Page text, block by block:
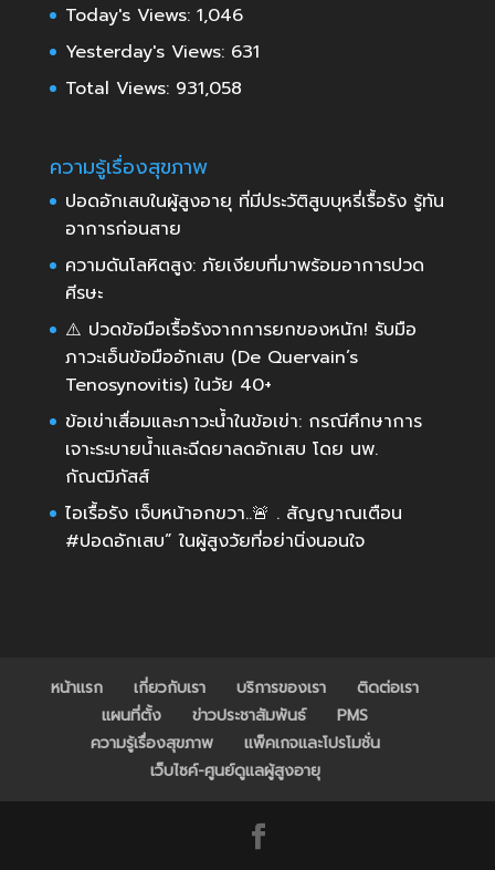
Today's Views: 1,046
Yesterday's Views: 631
Total Views: 931,058
ความรู้เรื่องสุขภาพ
ปอดอักเสบในผู้สูงอายุ ที่มีประวัติสูบบุหรี่เรื้อรัง รู้ทัน
อาการก่อนสาย
ความดันโลหิตสูง: ภัยเงียบที่มาพร้อมอาการปวด
ศีรษะ
⚠️ ปวดข้อมือเรื้อรังจากการยกของหนัก! รับมือ
ภาวะเอ็นข้อมืออักเสบ (De Quervain’s
Tenosynovitis) ในวัย 40+
ข้อเข่าเสื่อมและภาวะน้ำในข้อเข่า: กรณีศึกษาการ
เจาะระบายน้ำและฉีดยาลดอักเสบ โดย นพ.
กัณฒิภัสส์
ไอเรื้อรัง เจ็บหน้าอกขวา..🚨 . สัญญาณเตือน
#ปอดอักเสบ” ในผู้สูงวัยที่อย่านิ่งนอนใจ
หน้าแรก เกี่ยวกับเรา บริการของเรา
ติดต่อเรา
แผนที่ตั้ง
ข่าวประชาสัมพันธ์
PMS
ความรู้เรื่องสุขภาพ
แพ็คเกจและโปรโมชั่น
เว็บไซค์-ศูนย์ดูแลผู้สูงอายุ